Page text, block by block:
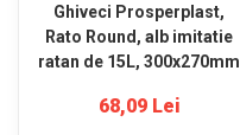
Ghiveci Prosperplast,
Rato Round, alb imitatie
ratan de 15L, 300x270mm
68,09 Lei